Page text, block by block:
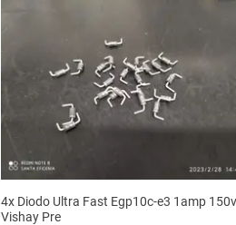
4x Diodo Ultra Fast Egp10c-e3 1amp 150v
Vishay Pre